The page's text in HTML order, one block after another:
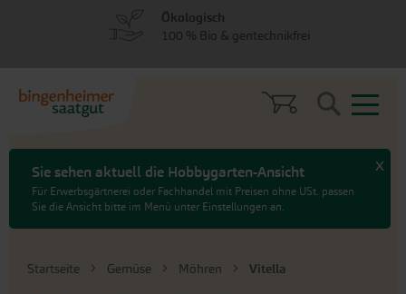
Sie sehen aktuell die Hobbygarten-Ansicht
Für Erwerbsgärtnerei oder Fachhandel mit Preisen ohne USt. passen
Sie die Ansicht bitte im Menü unter Einstellungen an.
x
Search
Startseite Gemüse Möhren Vitella
Ökologisch
100 % Bio & gentechnikfrei